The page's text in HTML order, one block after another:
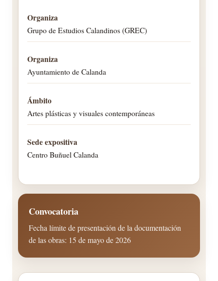
Organiza
Grupo de Estudios Calandinos (GREC)
Organiza
Ayuntamiento de Calanda
Ámbito
Artes plásticas y visuales contemporáneas
Sede expositiva
Centro Buñuel Calanda
Convocatoria
Fecha límite de presentación de la documentación
de las obras: 15 de mayo de 2026